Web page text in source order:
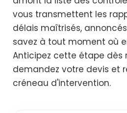
vous transmettent les
délais maîtrisés,
savez à tout moment où
Anticipez cette étape dès
demandez votre devis et
créneau d'intervention.